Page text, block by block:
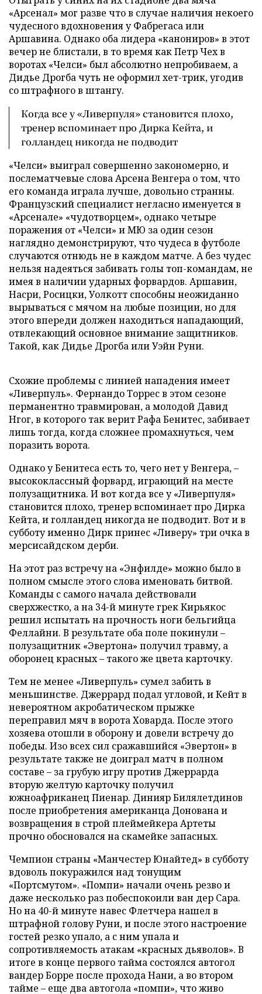
«Арсенал» мог разве что в случае наличия некоего
чудесного вдохновения у Фабрегаса или
Аршавина. Однако оба лидера «канониров» в этот
вечер не блистали, в то время как Петр Чех в
воротах «Челси» был абсолютно непробиваем, а
Дидье Дрогба чуть не оформил хет-трик, угодив
со штрафного в штангу.
Когда все у «Ливерпуля» становится плохо,
тренер вспоминает про Дирка Кейта, и
голландец никогда не подводит
«Челси» выиграл совершенно закономерно, и
послематчевые слова Арсена Венгера о том, что
его команда играла лучше, довольно странны.
Французский специалист негласно именуется в
«Арсенале» «чудотворцем», однако четыре
поражения от «Челси» и МЮ за один сезон
наглядно демонстрируют, что чудеса в футболе
случаются отнюдь не в каждом матче. А без чудес
нельзя надеяться забивать голы топ-командам, не
имея в наличии ударных форвардов. Аршавин,
Насри, Росицки, Уолкотт способны неожиданно
вырываться с мячом на любые позиции, но для
этого впереди должен находиться нападающий,
отвлекающий основное внимание защитников.
Такой, как Дидье Дрогба или Уэйн Руни.
Схожие проблемы с линией нападения имеет
«Ливерпуль». Фернандо Торрес в этом сезоне
перманентно травмирован, а молодой Давид
Нгог, в которого так верит Рафа Бенитес, забивает
лишь тогда, когда сложнее промахнуться, чем
поразить ворота.
Однако у Бенитеса есть то, чего нет у Венгера, –
высококлассный форвард, играющий на месте
полузащитника. И вот когда все у «Ливерпуля»
становится плохо, тренер вспоминает про Дирка
Кейта, и голландец никогда не подводит. Вот и в
субботу именно Дирк принес «Ливеру» три очка в
мерсисайдском дерби.
На этот раз встречу на «Энфилде» можно было в
полном смысле этого слова именовать битвой.
Команды с самого начала действовали
сверхжестко, а на 34-й минуте грек Кирьякос
решил испытать на прочность ноги бельгийца
Феллайни. В результате оба поле покинули –
полузащитник «Эвертона» получил травму, а
оборонец красных – такого же цвета карточку.
Тем не менее «Ливерпуль» сумел забить в
меньшинстве. Джеррард подал угловой, и Кейт в
невероятном акробатическом прыжке
переправил мяч в ворота Ховарда. После этого
хозяева отошли в оборону и довели встречу до
победы. Изо всех сил сражавшийся «Эвертон» в
результате также не доиграл матч в полном
составе – за грубую игру против Джеррарда
вторую желтую карточку получил
южноафриканец Пиенар. Динияр Билялетдинов
после приобретения американца Донована и
возвращения в строй плеймейкера Артеты
прочно обосновался на скамейке запасных.
Чемпион страны «Манчестер Юнайтед» в субботу
вдоволь покуражился над тонущим
«Портсмутом». «Помпи» начали очень резво и
даже несколько раз побеспокоили ван дер Сара.
Но на 40-й минуте навес Флетчера нашел в
штрафной голову Руни, и после этого настроение
гостей резко упало, а с ним упала и
сопротивляемость атакам «красных дьяволов». В
итоге в конце первого тайма состоялся автогол
вандер Борре после прохода Нани, а во втором
тайме – еще два автогола «помпи», что живо